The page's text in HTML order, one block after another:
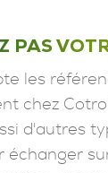
PAS
les
chez
d'autres
échanger